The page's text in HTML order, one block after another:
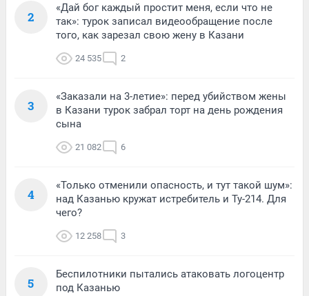
2
«Дай бог каждый простит меня, если что не
так»: турок записал видеообращение после
того, как зарезал свою жену в Казани
24 535 2
3
«Заказали на 3-летие»: перед убийством жены
в Казани турок забрал торт на день рождения
сына
21 082 6
4
«Только отменили опасность, и тут такой шум»:
над Казанью кружат истребитель и Ту-214. Для
чего?
12 258 3
5
Беспилотники пытались атаковать логоцентр
под Казанью